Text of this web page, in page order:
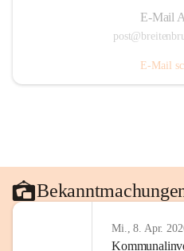
E-Mail
E-Mail
Mi., 8. Apr.